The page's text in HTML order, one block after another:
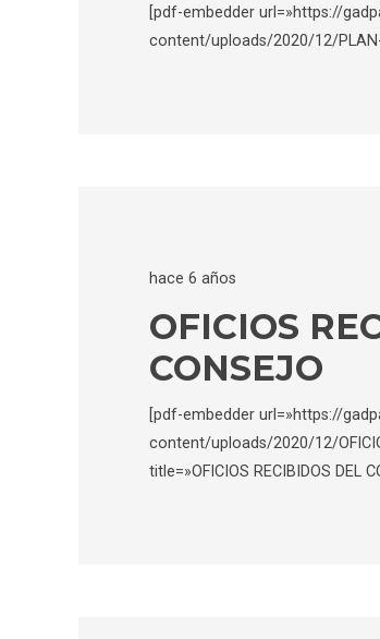
[pdf-embedder url=»https://
content/uploads/2020/12/PLAN-
hace 6 años
OFICIOS
CONSEJO
[pdf-embedder url=»https://
content/uploads/2020/12/
title=»OFICIOS RECIBIDOS DEL